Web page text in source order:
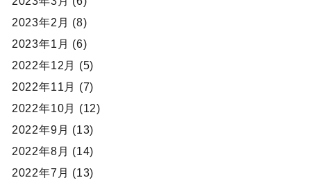
2023年2月 (8)
2023年1月 (6)
2022年12月 (5)
2022年11月 (7)
2022年10月 (12)
2022年9月 (13)
2022年8月 (14)
2022年7月 (13)